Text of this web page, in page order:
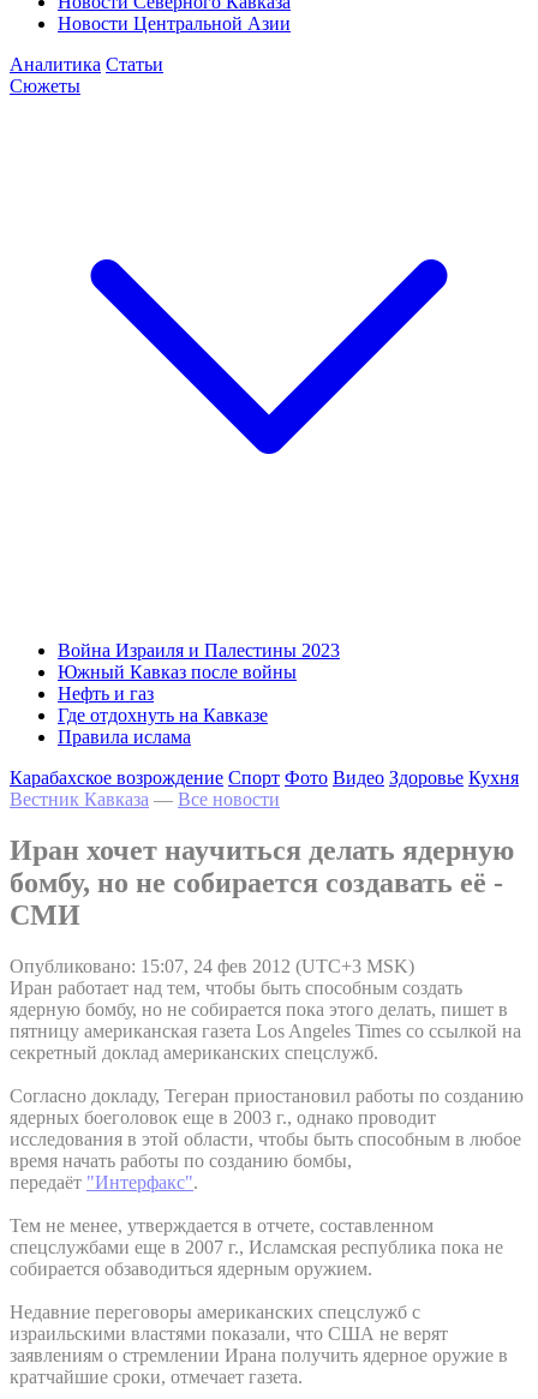
Новости Центральной Азии
Аналитика Статьи
Сюжеты
Война Израиля и Палестины 2023
Южный Кавказ после войны
Нефть и газ
Где отдохнуть на Кавказе
Правила ислама
Карабахское возрождение Спорт Фото Видео Здоровье Кухня
Вестник Кавказа — Все новости
Иран хочет научиться делать ядерную
бомбу, но не собирается создавать её -
СМИ
Опубликовано: 15:07, 24 фев 2012 (UTC+3 MSK)
Иран работает над тем, чтобы быть способным создать
ядерную бомбу, но не собирается пока этого делать, пишет в
пятницу американская газета Los Angeles Times со ссылкой на
секретный доклад американских спецслужб.
Согласно докладу, Тегеран приостановил работы по созданию
ядерных боеголовок еще в 2003 г., однако проводит
исследования в этой области, чтобы быть способным в любое
время начать работы по созданию бомбы,
передаёт "Интерфакс".
Тем не менее, утверждается в отчете, составленном
спецслужбами еще в 2007 г., Исламская республика пока не
собирается обзаводиться ядерным оружием.
Недавние переговоры американских спецслужб с
израильскими властями показали, что США не верят
заявлениям о стремлении Ирана получить ядерное оружие в
кратчайшие сроки, отмечает газета.